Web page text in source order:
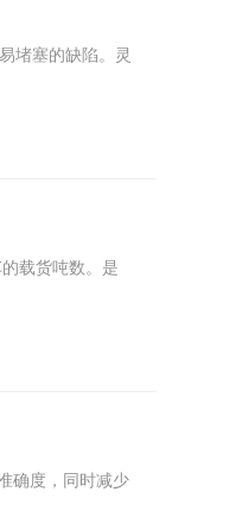
堵塞的缺陷。灵
载货吨数。是
确度，同时减少